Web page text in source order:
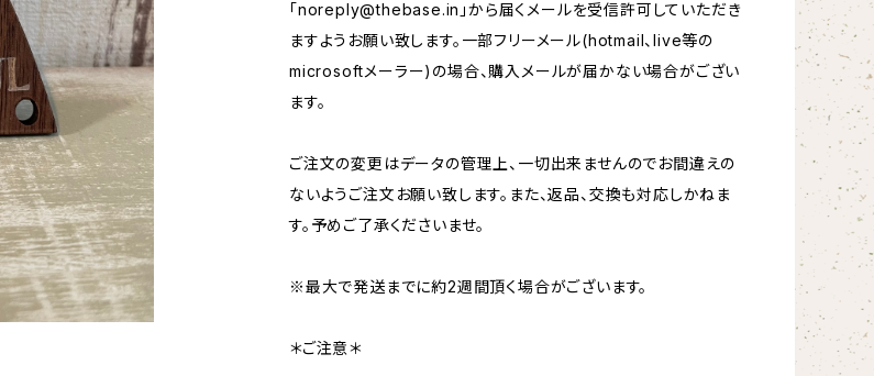
「noreply@thebase.in 」から届くメールを受信許可していただき
ますようお願い致します。一部フリーメール(hotmail、live等の
microsoftメーラー)の場合、購入メールが届かない場合がござい
ます。
ご注文の変更はデータの管理上、一切出来ませんのでお間違えの
ないようご注文お願い致します。また、返品、交換も対応しかねま
す。予めご了承くださいませ。
※最大で発送までに約2週間頂く場合がございます。
＊ご注意＊